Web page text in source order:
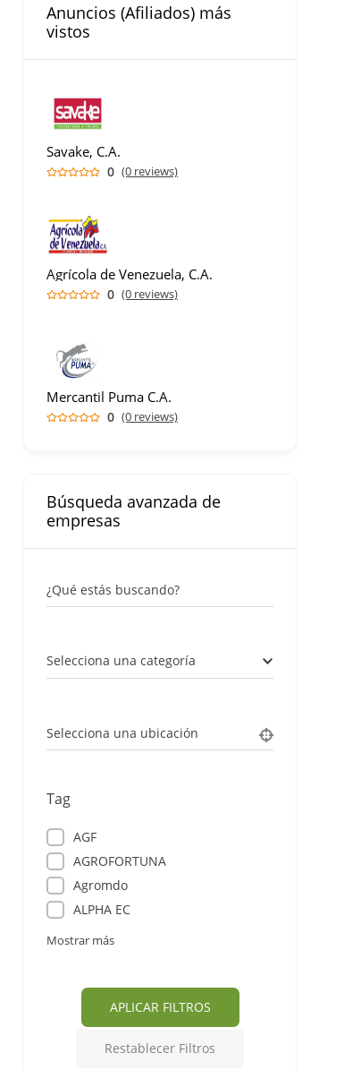
Anuncios (Afiliados) más
vistos
Savake, C.A.
0 (0 reviews)
Agrícola de Venezuela, C.A.
0 (0 reviews)
Mercantil Puma C.A.
0 (0 reviews)
Búsqueda avanzada de
empresas
¿Qué estás buscando?
Selecciona una categoría
Selecciona una ubicación
Tag
AGF
AGROFORTUNA
Agromdo
ALPHA EC
Mostrar más
APLICAR FILTROS
Restablecer Filtros